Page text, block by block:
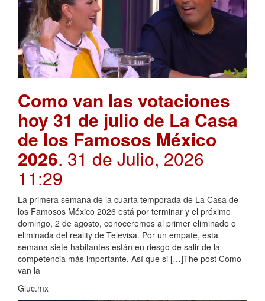
Como van las votaciones
hoy 31 de julio de La Casa
de los Famosos México
2026. 31 de Julio, 2026
11:29
La primera semana de la cuarta temporada de La Casa de
los Famosos México 2026 está por terminar y el próximo
domingo, 2 de agosto, conoceremos al primer eliminado o
eliminada del reality de Televisa. Por un empate, esta
semana siete habitantes están en riesgo de salir de la
competencia más importante. Así que si […]The post Como
van la
Gluc.mx